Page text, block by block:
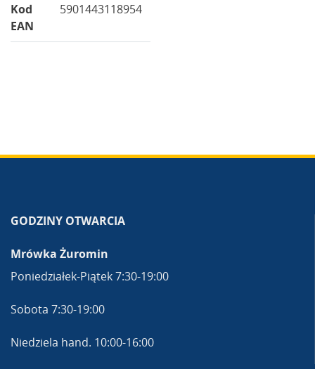
Kod
EAN
5901443118954
GODZINY OTWARCIA
Mrówka Żuromin
Poniedziałek-Piątek 7:30-19:00
Sobota 7:30-19:00
Niedziela hand. 10:00-16:00